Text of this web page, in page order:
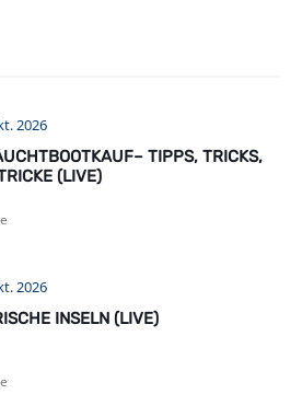
2026
TIPPS, TRICKS,
(LIVE)
2026
INSELN (LIVE)